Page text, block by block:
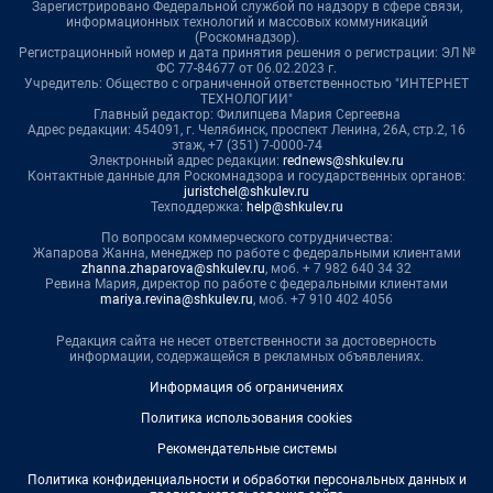
Зарегистрировано Федеральной службой по надзору в сфере связи,
информационных технологий и массовых коммуникаций
(Роскомнадзор).
Регистрационный номер и дата принятия решения о регистрации: ЭЛ №
ФС 77-84677 от 06.02.2023 г.
Учредитель: Общество с ограниченной ответственностью "ИНТЕРНЕТ
ТЕХНОЛОГИИ"
Главный редактор: Филипцева Мария Сергеевна
Адрес редакции: 454091, г. Челябинск, проспект Ленина, 26А, стр.2, 16
этаж, +7 (351) 7-0000-74
Электронный адрес редакции: rednews@shkulev.ru
Контактные данные для Роскомнадзора и государственных органов:
juristchel@shkulev.ru
Техподдержка: help@shkulev.ru
По вопросам коммерческого сотрудничества:
Жапарова Жанна, менеджер по работе с федеральными клиентами
zhanna.zhaparova@shkulev.ru, моб. + 7 982 640 34 32
Ревина Мария, директор по работе с федеральными клиентами
mariya.revina@shkulev.ru, моб. +7 910 402 4056
Редакция сайта не несет ответственности за достоверность
информации, содержащейся в рекламных объявлениях.
Информация об ограничениях
Политика использования cookies
Рекомендательные системы
Политика конфиденциальности и обработки персональных данных и